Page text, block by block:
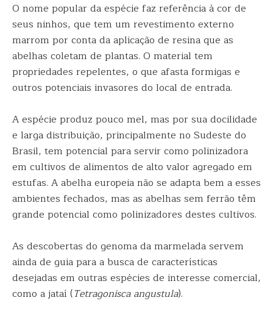
O nome popular da espécie faz referência à cor de
seus ninhos, que tem um revestimento externo
marrom por conta da aplicação de resina que as
abelhas coletam de plantas. O material tem
propriedades repelentes, o que afasta formigas e
outros potenciais invasores do local de entrada.
A espécie produz pouco mel, mas por sua docilidade
e larga distribuição, principalmente no Sudeste do
Brasil, tem potencial para servir como polinizadora
em cultivos de alimentos de alto valor agregado em
estufas. A abelha europeia não se adapta bem a esses
ambientes fechados, mas as abelhas sem ferrão têm
grande potencial como polinizadores destes cultivos.
As descobertas do genoma da marmelada servem
ainda de guia para a busca de características
desejadas em outras espécies de interesse comercial,
como a jataí (Tetragonisca angustula).